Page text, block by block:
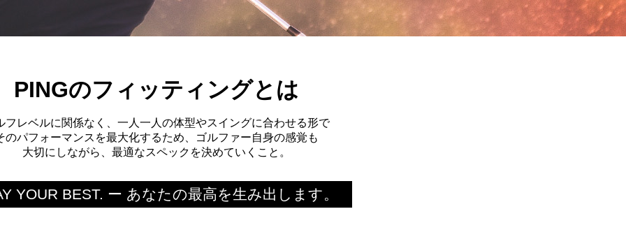
PINGのフィッティングとは
フレベルに関係なく、一人一人の体型やスイングに合わせる形で
のパフォーマンスを最大化するため、ゴルファー自身の感覚も
大切にしながら、最適なスペックを決めていくこと。
YOUR BEST. ー あなたの最高を生み出します。